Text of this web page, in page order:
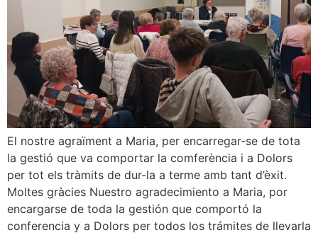
El nostre agraïment a Maria, per encarregar-se de tota
la gestió que va comportar la comferència i a Dolors
per tot els tràmits de dur-la a terme amb tant d’èxit.
Moltes gràcies Nuestro agradecimiento a Maria, por
encargarse de toda la gestión que comportó la
conferencia y a Dolors per todos los trámites de llevarla